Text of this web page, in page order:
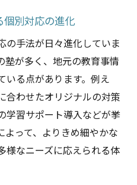
し続ける理由
応と学習サポート体制
個別対応の最新動向
個別対応の可能性
別対応の進化
の手法が日々進化していま
塾が多く、地元の教育事情
いる点があります。例え
合わせたオリジナルの対策
学習サポート導入などが挙
って、よりきめ細やかな
様なニーズに応えられる体